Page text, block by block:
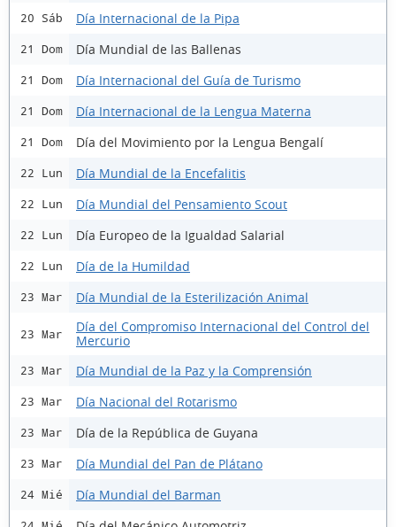
20 Sáb Día Internacional de la Pipa
21 Dom Día Mundial de las Ballenas
21 Dom Día Internacional del Guía de Turismo
21 Dom Día Internacional de la Lengua Materna
21 Dom Día del Movimiento por la Lengua Bengalí
22 Lun Día Mundial de la Encefalitis
22 Lun Día Mundial del Pensamiento Scout
22 Lun Día Europeo de la Igualdad Salarial
22 Lun Día de la Humildad
23 Mar Día Mundial de la Esterilización Animal
23 Mar
Día del Compromiso Internacional del Control del
Mercurio
23 Mar Día Mundial de la Paz y la Comprensión
23 Mar Día Nacional del Rotarismo
23 Mar Día de la República de Guyana
23 Mar Día Mundial del Pan de Plátano
24 Mié Día Mundial del Barman